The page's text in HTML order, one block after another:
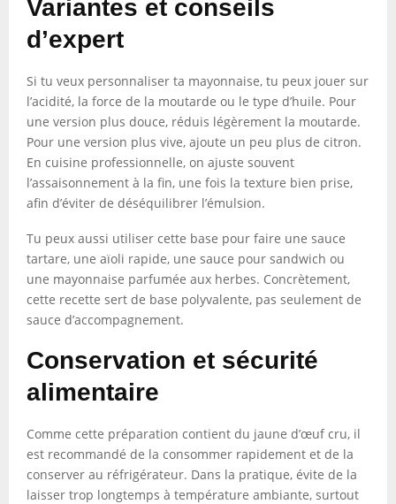
Variantes et conseils
d’expert
Si tu veux personnaliser ta mayonnaise, tu peux jouer sur
l’acidité, la force de la moutarde ou le type d’huile. Pour
une version plus douce, réduis légèrement la moutarde.
Pour une version plus vive, ajoute un peu plus de citron.
En cuisine professionnelle, on ajuste souvent
l’assaisonnement à la fin, une fois la texture bien prise,
afin d’éviter de déséquilibrer l’émulsion.
Tu peux aussi utiliser cette base pour faire une sauce
tartare, une aïoli rapide, une sauce pour sandwich ou
une mayonnaise parfumée aux herbes. Concrètement,
cette recette sert de base polyvalente, pas seulement de
sauce d’accompagnement.
Conservation et sécurité
alimentaire
Comme cette préparation contient du jaune d’œuf cru, il
est recommandé de la consommer rapidement et de la
conserver au réfrigérateur. Dans la pratique, évite de la
laisser trop longtemps à température ambiante, surtout